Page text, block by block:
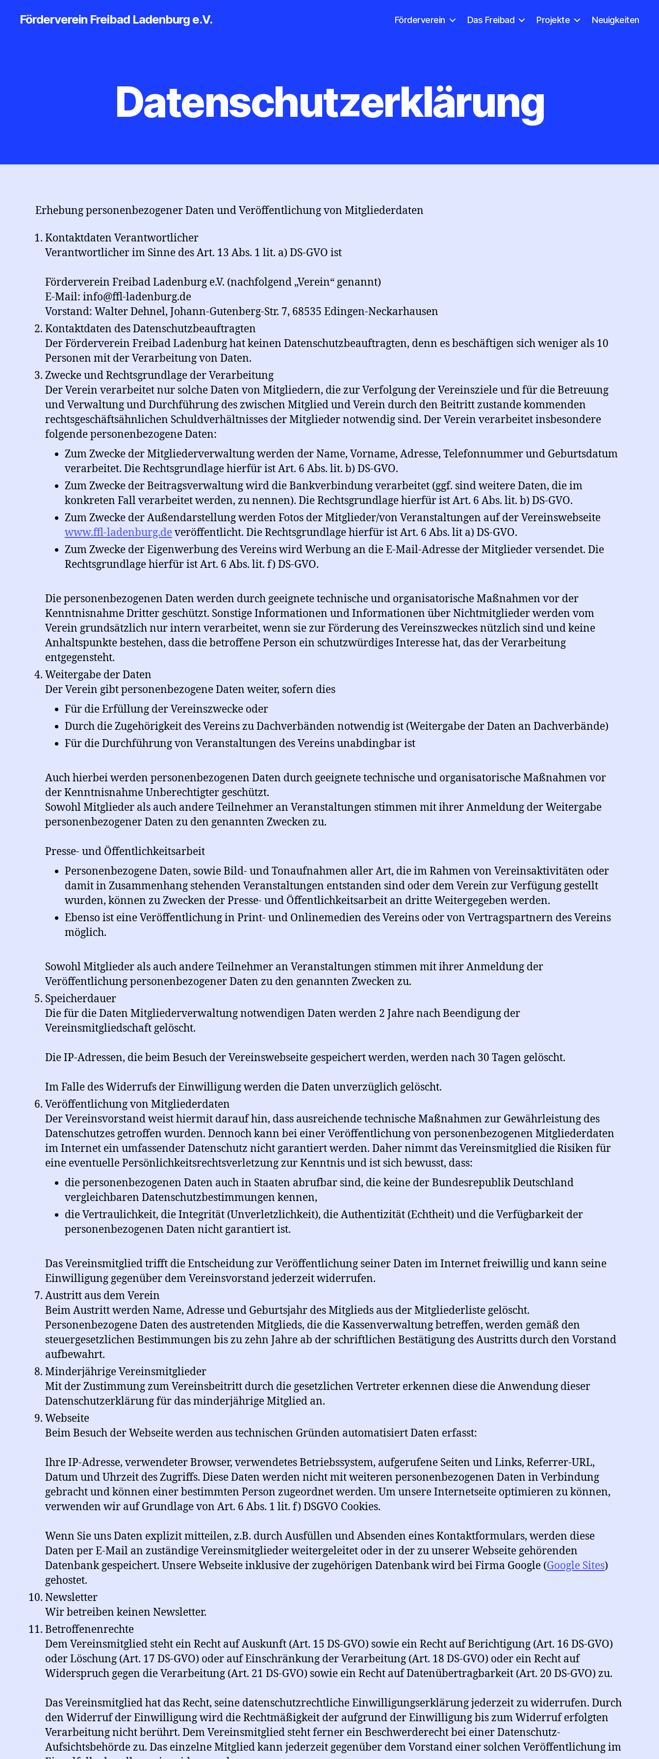
Förderverein Freibad Ladenburg e.V. Förderverein Das Freibad Projekte Neuigkeiten
Datenschutzerklärung
Erhebung personenbezogener Daten und Veröffentlichung von Mitgliederdaten
Kontaktdaten Verantwortlicher
Verantwortlicher im Sinne des Art. 13 Abs. 1 lit. a) DS-GVO ist
Förderverein Freibad Ladenburg e.V. (nachfolgend „Verein“ genannt)
E-Mail: info@ffl-ladenburg.de
Vorstand: Walter Dehnel, Johann-Gutenberg-Str. 7, 68535 Edingen-Neckarhausen
Kontaktdaten des Datenschutzbeauftragten
Der Förderverein Freibad Ladenburg hat keinen Datenschutzbeauftragten, denn es beschäftigen sich weniger als 10
Personen mit der Verarbeitung von Daten.
Zwecke und Rechtsgrundlage der Verarbeitung
Der Verein verarbeitet nur solche Daten von Mitgliedern, die zur Verfolgung der Vereinsziele und für die Betreuung
und Verwaltung und Durchführung des zwischen Mitglied und Verein durch den Beitritt zustande kommenden
rechtsgeschäftsähnlichen Schuldverhältnisses der Mitglieder notwendig sind. Der Verein verarbeitet insbesondere
folgende personenbezogene Daten:
Zum Zwecke der Mitgliederverwaltung werden der Name, Vorname, Adresse, Telefonnummer und Geburtsdatum
verarbeitet. Die Rechtsgrundlage hierfür ist Art. 6 Abs. lit. b) DS-GVO.
Zum Zwecke der Beitragsverwaltung wird die Bankverbindung verarbeitet (ggf. sind weitere Daten, die im
konkreten Fall verarbeitet werden, zu nennen). Die Rechtsgrundlage hierfür ist Art. 6 Abs. lit. b) DS-GVO.
Zum Zwecke der Außendarstellung werden Fotos der Mitglieder/von Veranstaltungen auf der Vereinswebseite
www.ffl-ladenburg.deveröffentlicht. Die Rechtsgrundlage hierfür ist Art. 6 Abs. lit a) DS-GVO.
Zum Zwecke der Eigenwerbung des Vereins wird Werbung an die E-Mail-Adresse der Mitglieder versendet. Die
Rechtsgrundlage hierfür ist Art. 6 Abs. lit. f) DS-GVO.
Die personenbezogenen Daten werden durch geeignete technische und organisatorische Maßnahmen vor der
Kenntnisnahme Dritter geschützt. Sonstige Informationen und Informationen über Nichtmitglieder werden vom
Verein grundsätzlich nur intern verarbeitet, wenn sie zur Förderung des Vereinszweckes nützlich sind und keine
Anhaltspunkte bestehen, dass die betroffene Person ein schutzwürdiges Interesse hat, das der Verarbeitung
entgegensteht.
Weitergabe der Daten
Der Verein gibt personenbezogene Daten weiter, sofern dies
Für die Erfüllung der Vereinszwecke oder
Durch die Zugehörigkeit des Vereins zu Dachverbänden notwendig ist (Weitergabe der Daten an Dachverbände)
Für die Durchführung von Veranstaltungen des Vereins unabdingbar ist
Auch hierbei werden personenbezogenen Daten durch geeignete technische und organisatorische Maßnahmen vor
der Kenntnisnahme Unberechtigter geschützt.
Sowohl Mitglieder als auch andere Teilnehmer an Veranstaltungen stimmen mit ihrer Anmeldung der Weitergabe
personenbezogener Daten zu den genannten Zwecken zu.
Presse- und Öffentlichkeitsarbeit
Personenbezogene Daten, sowie Bild- und Tonaufnahmen aller Art, die im Rahmen von Vereinsaktivitäten oder
damit in Zusammenhang stehenden Veranstaltungen entstanden sind oder dem Verein zur Verfügung gestellt
wurden, können zu Zwecken der Presse- und Öffentlichkeitsarbeit an dritte Weitergegeben werden.
Ebenso ist eine Veröffentlichung in Print- und Onlinemedien des Vereins oder von Vertragspartnern des Vereins
möglich.
Sowohl Mitglieder als auch andere Teilnehmer an Veranstaltungen stimmen mit ihrer Anmeldung der
Veröffentlichung personenbezogener Daten zu den genannten Zwecken zu.
Speicherdauer
Die für die Daten Mitgliederverwaltung notwendigen Daten werden 2 Jahre nach Beendigung der
Vereinsmitgliedschaft gelöscht.
Die IP-Adressen, die beim Besuch der Vereinswebseite gespeichert werden, werden nach 30 Tagen gelöscht.
Im Falle des Widerrufs der Einwilligung werden die Daten unverzüglich gelöscht.
Veröffentlichung von Mitgliederdaten
Der Vereinsvorstand weist hiermit darauf hin, dass ausreichende technische Maßnahmen zur Gewährleistung des
Datenschutzes getroffen wurden. Dennoch kann bei einer Veröffentlichung von personenbezogenen Mitgliederdaten
im Internet ein umfassender Datenschutz nicht garantiert werden. Daher nimmt das Vereinsmitglied die Risiken für
eine eventuelle Persönlichkeitsrechtsverletzung zur Kenntnis und ist sich bewusst, dass:
die personenbezogenen Daten auch in Staaten abrufbar sind, die keine der Bundesrepublik Deutschland
vergleichbaren Datenschutzbestimmungen kennen,
die Vertraulichkeit, die Integrität (Unverletzlichkeit), die Authentizität (Echtheit) und die Verfügbarkeit der
personenbezogenen Daten nicht garantiert ist.
Das Vereinsmitglied trifft die Entscheidung zur Veröffentlichung seiner Daten im Internet freiwillig und kann seine
Einwilligung gegenüber dem Vereinsvorstand jederzeit widerrufen.
Austritt aus dem Verein
Beim Austritt werden Name, Adresse und Geburtsjahr des Mitglieds aus der Mitgliederliste gelöscht.
Personenbezogene Daten des austretenden Mitglieds, die die Kassenverwaltung betreffen, werden gemäß den
steuergesetzlichen Bestimmungen bis zu zehn Jahre ab der schriftlichen Bestätigung des Austritts durch den Vorstand
aufbewahrt.
Minderjährige Vereinsmitglieder
Mit der Zustimmung zum Vereinsbeitritt durch die gesetzlichen Vertreter erkennen diese die Anwendung dieser
Datenschutzerklärung für das minderjährige Mitglied an.
Webseite
Beim Besuch der Webseite werden aus technischen Gründen automatisiert Daten erfasst:
Ihre IP-Adresse, verwendeter Browser, verwendetes Betriebssystem, aufgerufene Seiten und Links, Referrer-URL,
Datum und Uhrzeit des Zugriffs. Diese Daten werden nicht mit weiteren personenbezogenen Daten in Verbindung
gebracht und können einer bestimmten Person zugeordnet werden. Um unsere Internetseite optimieren zu können,
verwenden wir auf Grundlage von Art. 6 Abs. 1 lit. f) DSGVO Cookies.
Wenn Sie uns Daten explizit mitteilen, z.B. durch Ausfüllen und Absenden eines Kontaktformulars, werden diese
Daten per E-Mail an zuständige Vereinsmitglieder weitergeleitet oder in der zu unserer Webseite gehörenden
Datenbank gespeichert. Unsere Webseite inklusive der zugehörigen Datenbank wird bei Firma Google (Google Sites)
gehostet.
Newsletter
Wir betreiben keinen Newsletter.
Betroffenenrechte
Dem Vereinsmitglied steht ein Recht auf Auskunft (Art. 15 DS-GVO) sowie ein Recht auf Berichtigung (Art. 16 DS-GVO)
oder Löschung (Art. 17 DS-GVO) oder auf Einschränkung der Verarbeitung (Art. 18 DS-GVO) oder ein Recht auf
Widerspruch gegen die Verarbeitung (Art. 21 DS-GVO) sowie ein Recht auf Datenübertragbarkeit (Art. 20 DS-GVO) zu.
Das Vereinsmitglied hat das Recht, seine datenschutzrechtliche Einwilligungserklärung jederzeit zu widerrufen. Durch
den Widerruf der Einwilligung wird die Rechtmäßigkeit der aufgrund der Einwilligung bis zum Widerruf erfolgten
Verarbeitung nicht berührt. Dem Vereinsmitglied steht ferner ein Beschwerderecht bei einer Datenschutz-
Aufsichtsbehörde zu. Das einzelne Mitglied kann jederzeit gegenüber dem Vorstand einer solchen Veröffentlichung im